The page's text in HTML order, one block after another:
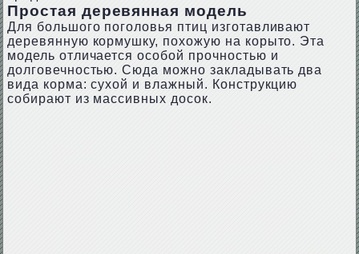
Простая деревянная модель
Для большого поголовья птиц изготавливают
деревянную кормушку, похожую на корыто. Эта
модель отличается особой прочностью и
долговечностью. Сюда можно закладывать два
вида корма: сухой и влажный. Конструкцию
собирают из массивных досок.